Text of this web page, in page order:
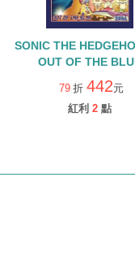
SONIC THE
OUT OF THE
79 折 442元
紅利 2 點